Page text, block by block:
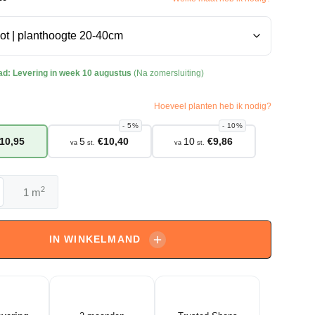
Levering in week 10 augustus (Na zomersluiting)
Hoeveel planten heb ik nodig?
10,95 va5 st. €10,40
5%
va 10 st. €9,86
10%
m2
IN WINKELMAND